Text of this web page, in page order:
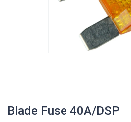
Blade Fuse 40A/DSP